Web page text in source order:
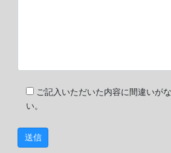
ご記入いただいた内容に間違いが
い。